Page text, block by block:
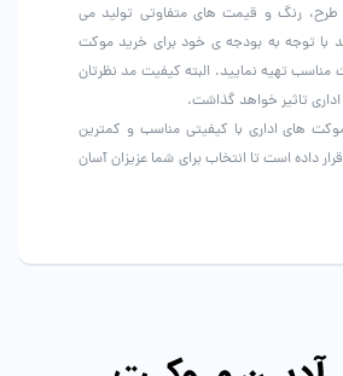
طرح، رنگ و قیمت های متفاوتی تولید می
با توجه به بودجه ی خود برای خرید موکت
مناسب تهیه نمایید. البته کیفیت مد نظرتان
تاثیر خواهد گذاشت.
های اداری با کیفیتی مناسب و کمترین
داده است تا انتخاب برای شما عزیزان آسان